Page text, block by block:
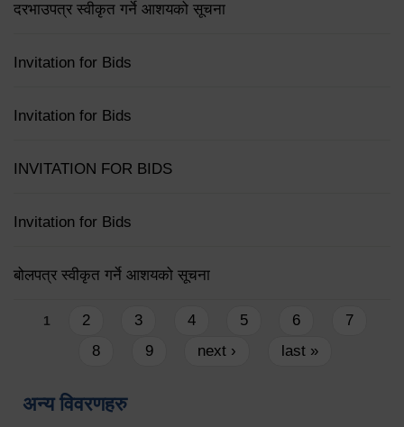
दरभाउपत्र स्वीकृत गर्ने आशयको सूचना
Invitation for Bids
Invitation for Bids
INVITATION FOR BIDS
Invitation for Bids
बोलपत्र स्वीकृत गर्ने आशयको सूचना
Pages
1 2 3 4 5 6
7
8
9 next › last »
अन्य विवरणहरु